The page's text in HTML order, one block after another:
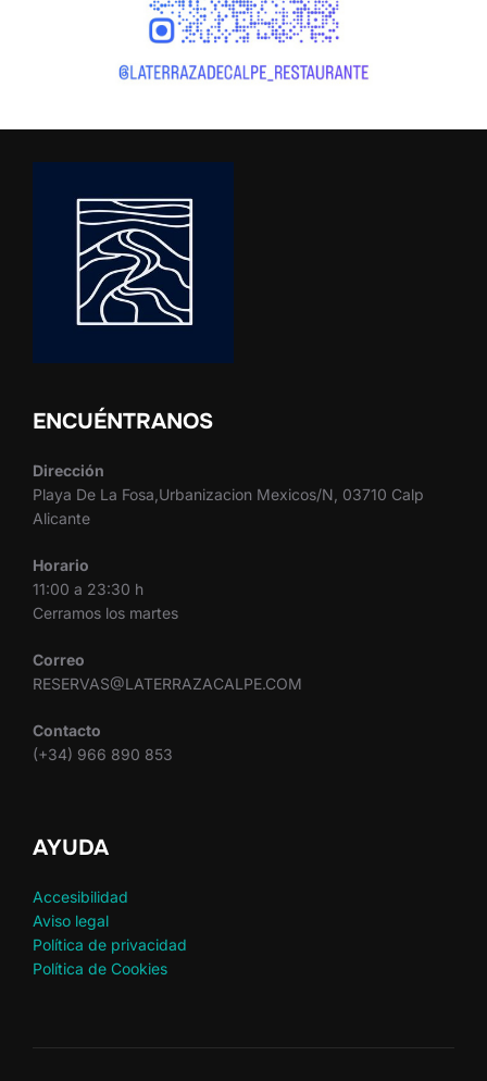
ENCUÉNTRANOS
Dirección
Playa De La Fosa,Urbanizacion Mexicos/N, 03710 Calp
Alicante
Horario
11:00 a 23:30 h
Cerramos los martes
Correo
RESERVAS@LATERRAZACALPE.COM
Contacto
(+34) 966 890 853
AYUDA
Accesibilidad
Aviso legal
Política de privacidad
Política de Cookies